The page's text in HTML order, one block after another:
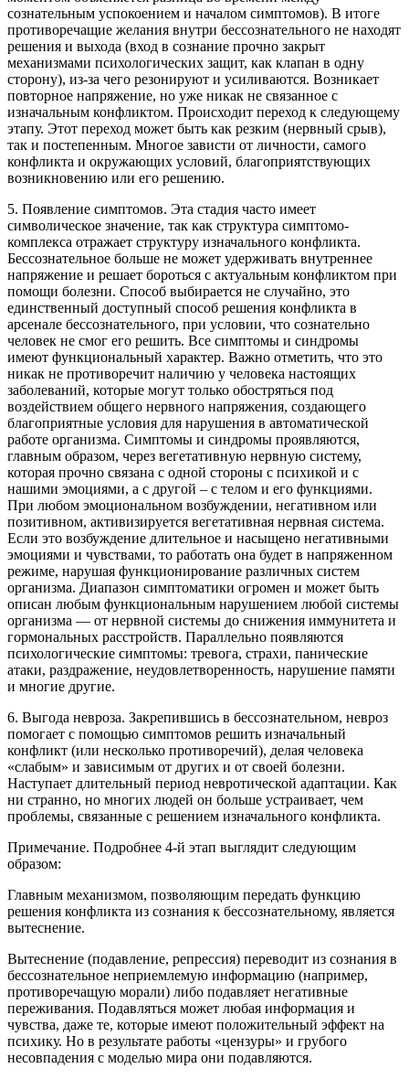
сознательным успокоением и началом симптомов). В итоге
противоречащие желания внутри бессознательного не находят
решения и выхода (вход в сознание прочно закрыт
механизмами психологических защит, как клапан в одну
сторону), из-за чего резонируют и усиливаются. Возникает
повторное напряжение, но уже никак не связанное с
изначальным конфликтом. Происходит переход к следующему
этапу. Этот переход может быть как резким (нервный срыв),
так и постепенным. Многое зависти от личности, самого
конфликта и окружающих условий, благоприятствующих
возникновению или его решению.
5. Появление симптомов. Эта стадия часто имеет
символическое значение, так как структура симптомо-
комплекса отражает структуру изначального конфликта.
Бессознательное больше не может удерживать внутреннее
напряжение и решает бороться с актуальным конфликтом при
помощи болезни. Способ выбирается не случайно, это
единственный доступный способ решения конфликта в
арсенале бессознательного, при условии, что сознательно
человек не смог его решить. Все симптомы и синдромы
имеют функциональный характер. Важно отметить, что это
никак не противоречит наличию у человека настоящих
заболеваний, которые могут только обостряться под
воздействием общего нервного напряжения, создающего
благоприятные условия для нарушения в автоматической
работе организма. Симптомы и синдромы проявляются,
главным образом, через вегетативную нервную систему,
которая прочно связана с одной стороны с психикой и с
нашими эмоциями, а с другой – с телом и его функциями.
При любом эмоциональном возбуждении, негативном или
позитивном, активизируется вегетативная нервная система.
Если это возбуждение длительное и насыщено негативными
эмоциями и чувствами, то работать она будет в напряженном
режиме, нарушая функционирование различных систем
организма. Диапазон симптоматики огромен и может быть
описан любым функциональным нарушением любой системы
организма — от нервной системы до снижения иммунитета и
гормональных расстройств. Параллельно появляются
психологические симптомы: тревога, страхи, панические
атаки, раздражение, неудовлетворенность, нарушение памяти
и многие другие.
6. Выгода невроза. Закрепившись в бессознательном, невроз
помогает с помощью симптомов решить изначальный
конфликт (или несколько противоречий), делая человека
«слабым» и зависимым от других и от своей болезни.
Наступает длительный период невротической адаптации. Как
ни странно, но многих людей он больше устраивает, чем
проблемы, связанные с решением изначального конфликта.
Примечание. Подробнее 4-й этап выглядит следующим
образом:
Главным механизмом, позволяющим передать функцию
решения конфликта из сознания к бессознательному, является
вытеснение.
Вытеснение (подавление, репрессия) переводит из сознания в
бессознательное неприемлемую информацию (например,
противоречащую морали) либо подавляет негативные
переживания. Подавляться может любая информация и
чувства, даже те, которые имеют положительный эффект на
психику. Но в результате работы «цензуры» и грубого
несовпадения с моделью мира они подавляются.